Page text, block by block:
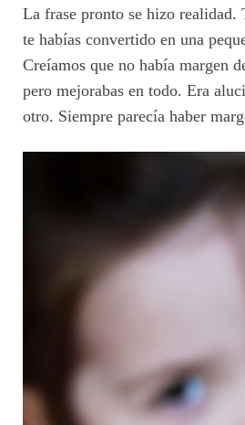
La frase pronto se hizo realidad.
te habías convertido en una
Creíamos que no había margen
pero mejorabas en todo. Era
otro. Siempre parecía haber